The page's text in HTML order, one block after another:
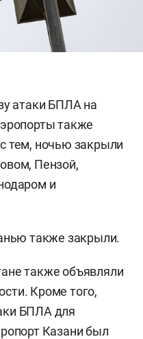
атаки БПЛА на
также
тем, ночью закрыли
Пензой,
и
также закрыли.
также объявляли
Кроме того,
БПЛА для
Казани был